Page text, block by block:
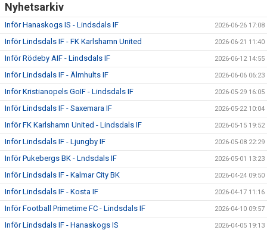
Nyhetsarkiv
Inför Hanaskogs IS - Lindsdals IF 2026-06-26 17:08
Inför Lindsdals IF - FK Karlshamn United 2026-06-21 11:40
Inför Rödeby AIF - Lindsdals IF 2026-06-12 14:55
Inför Lindsdals IF - Älmhults IF 2026-06-06 06:23
Inför Kristianopels GoIF - Lindsdals IF 2026-05-29 16:05
Inför Lindsdals IF - Saxemara IF 2026-05-22 10:04
Inför FK Karlshamn United - Lindsdals IF 2026-05-15 19:52
Inför Lindsdals IF - Ljungby IF 2026-05-08 22:29
Inför Pukebergs BK - Lndsdals IF 2026-05-01 13:23
Inför Lindsdals IF - Kalmar City BK 2026-04-24 09:50
Inför Lindsdals IF - Kosta IF 2026-04-17 11:16
Inför Football Primetime FC - Lindsdals IF 2026-04-10 09:57
Inför Lindsdals IF - Hanaskogs IS 2026-04-05 19:13